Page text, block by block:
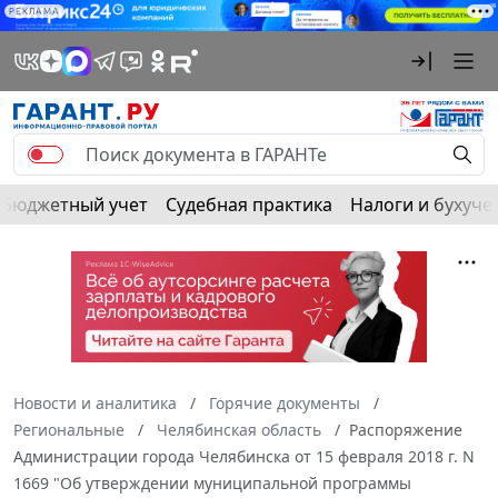
РЕКЛАМА
Бюджетный учет Судебная практика Налоги и
Новости и аналитика
Горячие документы
Региональные
Челябинская область
Распоряжение
Администрации города Челябинска от 15 февраля 2018 г. N
1669 "Об утверждении муниципальной программы